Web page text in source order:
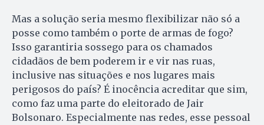
Mas a solução seria mesmo flexibilizar não só a
posse como também o porte de armas de fogo?
Isso garantiria sossego para os chamados
cidadãos de bem poderem ir e vir nas ruas,
inclusive nas situações e nos lugares mais
perigosos do país? É inocência acreditar que sim,
como faz uma parte do eleitorado de Jair
Bolsonaro. Especialmente nas redes, esse pessoal